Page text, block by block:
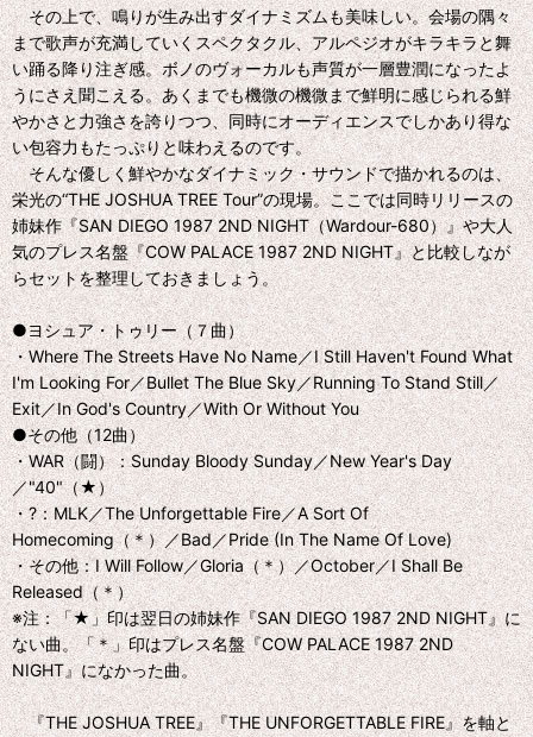
その上で、鳴りが生み出すダイナミズムも美味しい。会場の隅々
まで歌声が充満していくスペクタクル、アルペジオがキラキラと舞
い踊る降り注ぎ感。ボノのヴォーカルも声質が一層豊潤になったよ
うにさえ聞こえる。あくまでも機微の機微まで鮮明に感じられる鮮
やかさと力強さを誇りつつ、同時にオーディエンスでしかあり得な
い包容力もたっぷりと味わえるのです。
そんな優しく鮮やかなダイナミック・サウンドで描かれるのは、
栄光の“THE JOSHUA TREE Tour”の現場。ここでは同時リリースの
姉妹作『SAN DIEGO 1987 2ND NIGHT（Wardour-680）』や大人
気のプレス名盤『COW PALACE 1987 2ND NIGHT』と比較しなが
らセットを整理しておきましょう。
●ヨシュア・トゥリー（７曲）
・Where The Streets Have No Name／I Still Haven't Found What
I'm Looking For／Bullet The Blue Sky／Running To Stand Still／
Exit／In God's Country／With Or Without You
●その他（12曲）
・WAR（闘）：Sunday Bloody Sunday／New Year's Day
／"40"（★）
・?：MLK／The Unforgettable Fire／A Sort Of
Homecoming（＊）／Bad／Pride (In The Name Of Love)
・その他：I Will Follow／Gloria（＊）／October／I Shall Be
Released（＊）
※注：「★」印は翌日の姉妹作『SAN DIEGO 1987 2ND NIGHT』に
ない曲。「＊」印はプレス名盤『COW PALACE 1987 2ND
NIGHT』になかった曲。
『THE JOSHUA TREE』『THE UNFORGETTABLE FIRE』を軸と